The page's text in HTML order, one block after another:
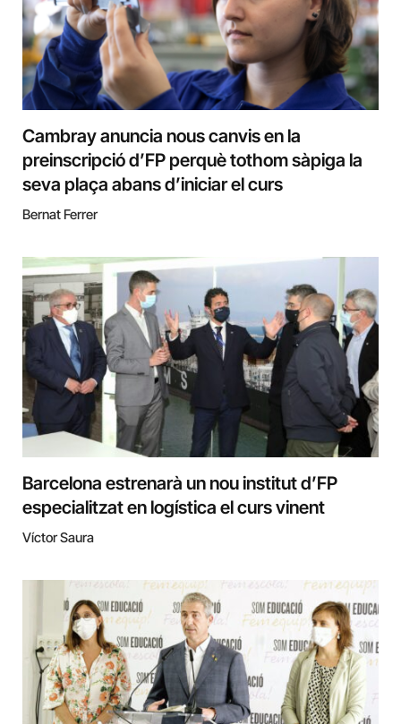
Cambray anuncia nous canvis en la
preinscripció d’FP perquè tothom sàpiga la
seva plaça abans d’iniciar el curs
Bernat Ferrer
Barcelona estrenarà un nou institut d’FP
especialitzat en logística el curs vinent
Víctor Saura